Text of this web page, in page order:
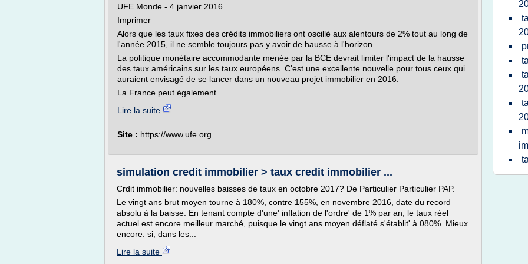
UFE Monde - 4 janvier 2016
Imprimer
Alors que les taux fixes des crédits immobiliers ont oscillé aux alentours de 2% tout au long de
l'année 2015, il ne semble toujours pas y avoir de hausse à l'horizon.
La politique monétaire accommodante menée par la BCE devrait limiter l'impact de la hausse
des taux américains sur les taux européens. C'est une excellente nouvelle pour tous ceux qui
auraient envisagé de se lancer dans un nouveau projet immobilier en 2016.
La France peut également...
Lire la suite
Site : https://www.ufe.org
simulation credit immobilier > taux credit immobilier ...
Crdit immobilier: nouvelles baisses de taux en octobre 2017? De Particulier Particulier PAP.
Le vingt ans brut moyen tourne à 180%, contre 155%, en novembre 2016, date du record
absolu à la baisse. En tenant compte d'une' inflation de l'ordre' de 1% par an, le taux réel
actuel est encore meilleur marché, puisque le vingt ans moyen déflaté s'établit' à 080%. Mieux
encore: si, dans les...
Lire la suite